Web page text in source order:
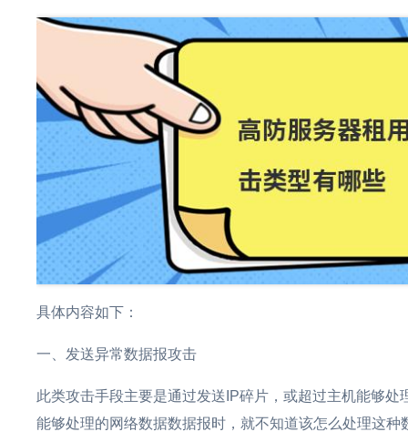
具体内容如下：
一、发送异常数据报攻击
此类攻击手段主要是通过发送IP碎片，或超过主机能够
能够处理的网络数据数据报时，就不知道该怎么处理这种